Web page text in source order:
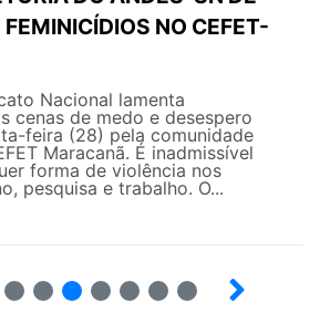
FEMINICÍDIOS NO CEFET-
Nacional lamenta
cenas de medo e desespero
feira (28) pela comunidade
Maracanã. É inadmissível
forma de violência nos
pesquisa e trabalho. O...